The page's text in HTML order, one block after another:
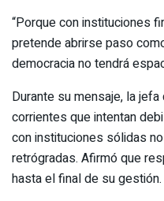
“Porque con instituciones
pretende abrirse paso
democracia no tendrá
Durante su mensaje, la
corrientes que intentan
con instituciones sólidas
retrógradas. Afirmó que
hasta el final de su gestión.